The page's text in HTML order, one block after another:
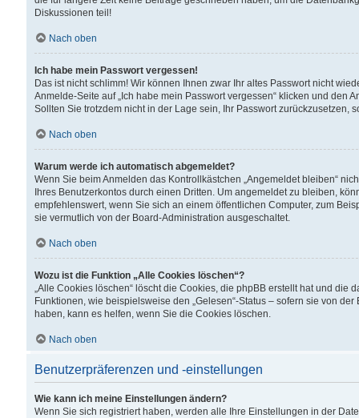
Diskussionen teil!
Nach oben
Ich habe mein Passwort vergessen!
Das ist nicht schlimm! Wir können Ihnen zwar Ihr altes Passwort nicht
Anmelde-Seite auf „Ich habe mein Passwort vergessen“ klicken und
Sollten Sie trotzdem nicht in der Lage sein, Ihr Passwort zurückzusetzen,
Nach oben
Warum werde ich automatisch abgemeldet?
Wenn Sie beim Anmelden das Kontrollkästchen „Angemeldet bleiben“
Ihres Benutzerkontos durch einen Dritten. Um angemeldet zu bleiben,
empfehlenswert, wenn Sie sich an einem öffentlichen Computer, zum
sie vermutlich von der Board-Administration ausgeschaltet.
Nach oben
Wozu ist die Funktion „Alle Cookies löschen“?
„Alle Cookies löschen“ löscht die Cookies, die phpBB erstellt hat und
Funktionen, wie beispielsweise den „Gelesen“-Status – sofern sie von
haben, kann es helfen, wenn Sie die Cookies löschen.
Nach oben
Benutzerpräferenzen und -einstellungen
Wie kann ich meine Einstellungen ändern?
Wenn Sie sich registriert haben, werden alle Ihre Einstellungen in der